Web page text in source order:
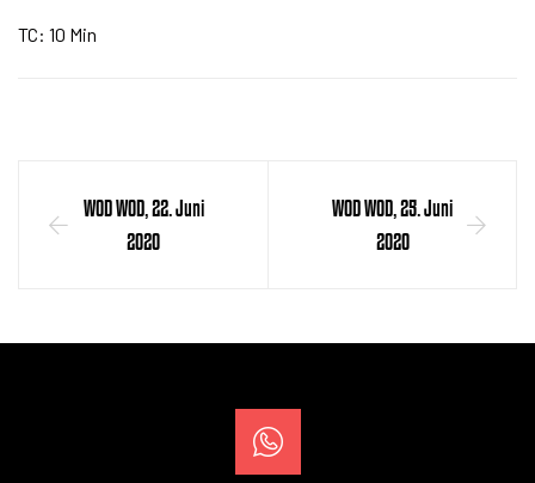
TC: 10 Min
WOD WOD, 22. Juni
2020
WOD WOD, 25. Juni
2020